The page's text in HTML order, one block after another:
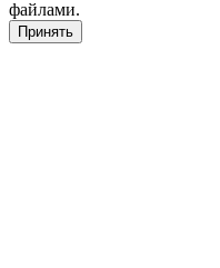
файлами.
Принять